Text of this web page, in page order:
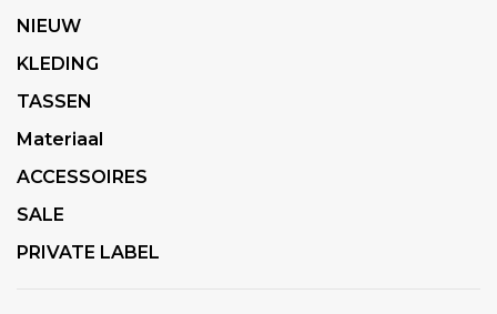
NIEUW
KLEDING
TASSEN
Materiaal
ACCESSOIRES
SALE
PRIVATE LABEL